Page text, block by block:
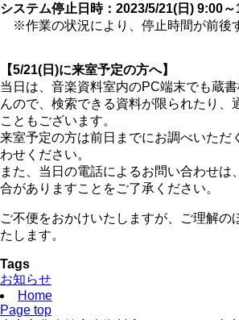
システム停止日時：2023/5/21(日) 9:00
※作業の状況により、停止時間が前後
【5/21(日)に来室予定の方へ】
当日は、音楽資料室内のPC端末でも蔵
んので、検索できる資料が限られたり、
こともございます。
来室予定の方は前日までにお調べいただ
わせください。
また、当日の電話によるお問い合わせは
合がありますことをご了承ください。
ご不便をおかけいたしますが、ご理解の
たします。
Tags
お知らせ
Home
Page top